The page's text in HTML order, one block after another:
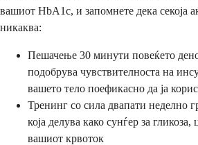
вашиот HbA1c, и запомнете дека секоја
никаква:
Пешачење 30 минути повеќето
подобрува чувствителноста на
вашето тело поефикасно да ја
Тренинг со сила двапати неделно
која делува како сунѓер за
вашиот крвоток